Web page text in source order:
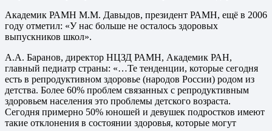
Академик РАМН М.М. Давыдов, президент РАМН, ещё в 2006
году отметил: «У нас больше не осталось здоровых
выпускников школ».
А.А. Баранов, директор НЦЗД РАМН, Академик РАН,
главный педиатр страны: «…Те тенденции, которые сегодня
есть в репродуктивном здоровье (народов России) родом из
детства. Более 60% проблем связанных с репродуктивным
здоровьем населения это проблемы детского возраста.
Сегодня примерно 50% юношей и девушек подростков имеют
такие отклонения в состоянии здоровья, которые могут